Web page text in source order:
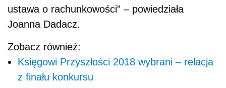
ustawa o rachunkowości” – powiedziała
Joanna Dadacz.
Zobacz również:
Księgowi Przyszłości 2018 wybrani – relacja
z finału konkursu